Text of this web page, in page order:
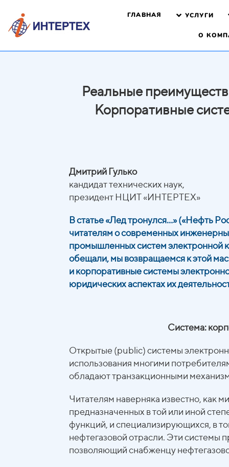
ГЛАВНАЯ УСЛУГИ
О
Реальные
Корпоративные
Дмитрий Гулько
кандидат технических наук,
президент НЦИТ «ИНТЕРТЕХ»
В статье «Лед тронулся...» («Нефть
читателям о современных
промышленных систем электронной
обещали, мы возвращаемся к этой
и корпоративные системы
юридических аспектах их
Система:
Открытые (public) системы
использования многими
обладают транзакционными
Читателям наверняка известно, как
предназначенных в той или иной
функций, и специализирующихся, в
нефтегазовой отрасли. Эти
позволяющий снабженцу